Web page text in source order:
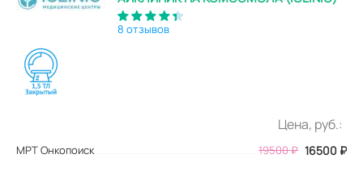
8 отзывов
Цена, руб.:
МРТ Онкопоиск 19500₽ 16500 ₽